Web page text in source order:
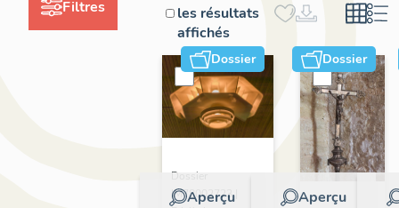
Filtres
les résultats
affichés
Dossier
Aperçu
Dossier
IM78002723 |
Dossier
Aperçu